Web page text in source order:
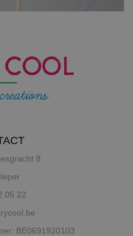
8
05 22
BE0691920103